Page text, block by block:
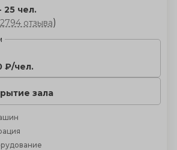
25 чел.
2794 отзыва)
₽/чел.
зала